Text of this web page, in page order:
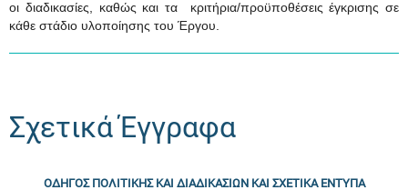
οι διαδικασίες, καθώς και τα κριτήρια/προϋποθέσεις έγκρισης σε
κάθε στάδιο υλοποίησης του Έργου.
Σχετικά Έγγραφα
ΟΔΗΓΟΣ ΠΟΛΙΤΙΚΗΣ ΚΑΙ ΔΙΑΔΙΚΑΣΙΩΝ ΚΑΙ ΣΧΕΤΙΚΑ ΕΝΤΥΠΑ